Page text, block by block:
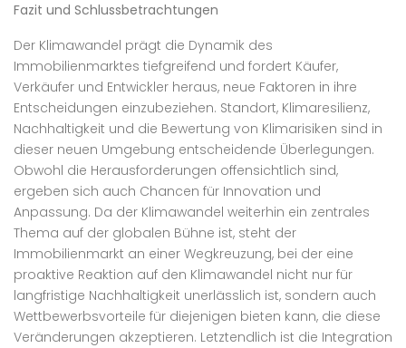
Fazit und Schlussbetrachtungen
Der Klimawandel prägt die Dynamik des
Immobilienmarktes tiefgreifend und fordert Käufer,
Verkäufer und Entwickler heraus, neue Faktoren in ihre
Entscheidungen einzubeziehen. Standort, Klimaresilienz,
Nachhaltigkeit und die Bewertung von Klimarisiken sind in
dieser neuen Umgebung entscheidende Überlegungen.
Obwohl die Herausforderungen offensichtlich sind,
ergeben sich auch Chancen für Innovation und
Anpassung. Da der Klimawandel weiterhin ein zentrales
Thema auf der globalen Bühne ist, steht der
Immobilienmarkt an einer Wegkreuzung, bei der eine
proaktive Reaktion auf den Klimawandel nicht nur für
langfristige Nachhaltigkeit unerlässlich ist, sondern auch
Wettbewerbsvorteile für diejenigen bieten kann, die diese
Veränderungen akzeptieren. Letztendlich ist die Integration